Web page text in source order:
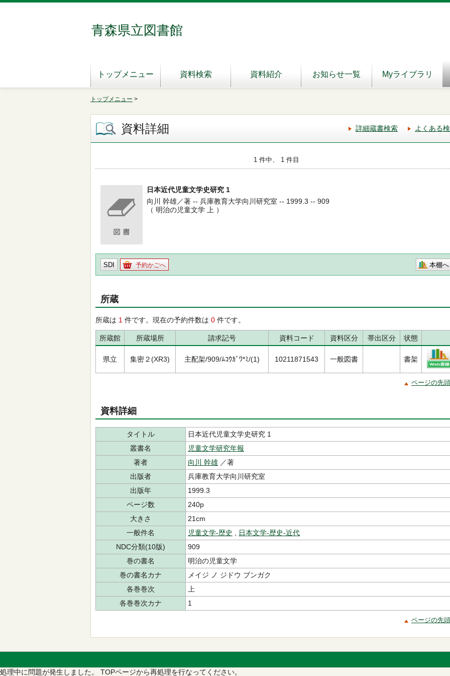
青森県立図書館
トップメニュー 資料検索 資料紹介 お知らせ一覧 Myライブラリ
トップメニュー >
資料詳細 詳細蔵書検索 よくある
1 件中、 1 件目
日本近代児童文学史研究 1
向川 幹雄／著 -- 兵庫教育大学向川研究室 -- 1999.3 -- 909
（ 明治の児童文学 上 ）
SDI 予約かごへ 本棚へ
所蔵
所蔵は 1 件です。現在の予約件数は 0 件です。
所蔵館 所蔵場所 請求記号 資料コード 資料区分 帯出区分 状態
県立 集密２(XR3) 主配架/909/ﾑｺｳｶﾞﾜ*ﾐ/(1) 10211871543 一般図書 書架
ページの先
資料詳細
タイトル
日本近代児童文学史研究 1
叢書名
児童文学研究年報
著者
向川 幹雄 ／著
出版者
兵庫教育大学向川研究室
出版年
1999.3
ページ数
240p
大きさ
21cm
一般件名
児童文学-歴史
日本文学-歴史-近代
NDC分類(10版)
909
巻の書名
明治の児童文学
巻の書名カナ
メイジ ノ ジドウ ブンガク
各巻巻次
上
各巻巻次カナ
1
ページの先
処理中に問題が発生しました。 TOPページから再処理を行なってください。